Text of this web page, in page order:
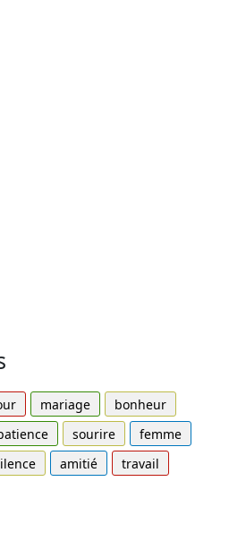
mariage
bonheur
sourire
femme
amitié
travail